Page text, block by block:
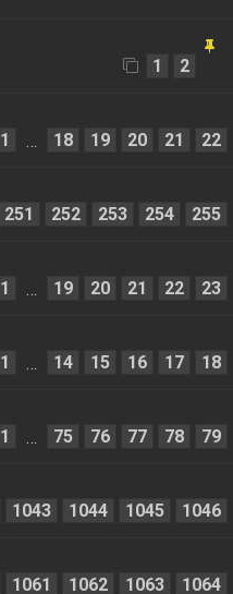
1 2
1 18 19 20 21 22
251 252 253 254 255
1 19 20 21 22 23
1 14 15 16 17 18
1 75 76 77 78 79
1043 1044 1045 1046
1061 1062 1063 1064